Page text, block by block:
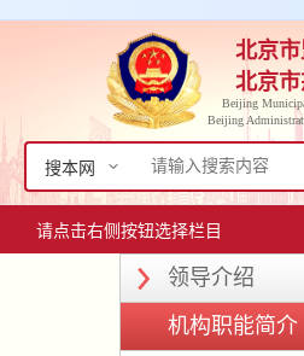
北京
北京
Beijing
Beijing
搜本网
请点击右侧按钮选择栏目
领导介绍
机构职能简介